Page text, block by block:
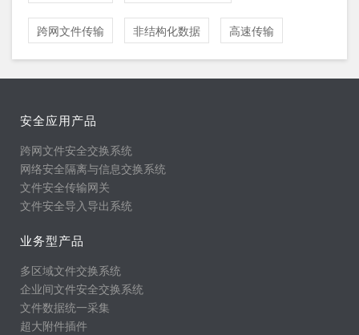
跨网文件传输 非结构化数据 高速传输
安全应用产品
跨网文件安全交换系统
网络安全隔离与信息交换系统
文件安全传输网关
文件安全导入导出系统
业务型产品
多区域文件交换系统
企业间文件安全交换系统
文件数据统一采集
超大附件插件